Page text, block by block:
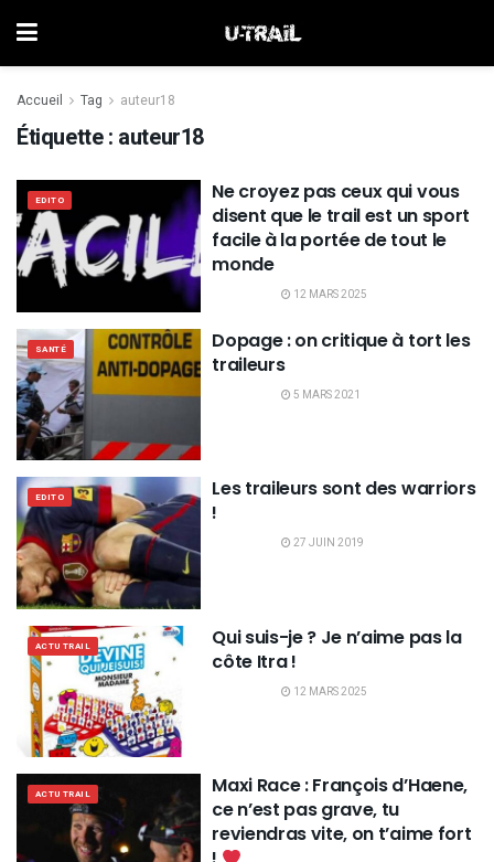
Accueil Tag auteur18
Étiquette : auteur18
EDITO
Ne croyez pas ceux qui vous
disent que le trail est un sport
facile à la portée de tout le
monde
12 MARS 2025
SANTÉ
Dopage : on critique à tort les
traileurs
5 MARS 2021
EDITO
Les traileurs sont des warriors
!
27 JUIN 2019
ACTU TRAIL
Qui suis-je ? Je n’aime pas la
côte Itra !
12 MARS 2025
ACTU TRAIL
Maxi Race : François d’Haene,
ce n’est pas grave, tu
reviendras vite, on t’aime fort